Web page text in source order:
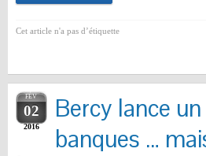
Cet article n'a pas d’étiquette
FÉV
02
2016
Bercy lance
banques …